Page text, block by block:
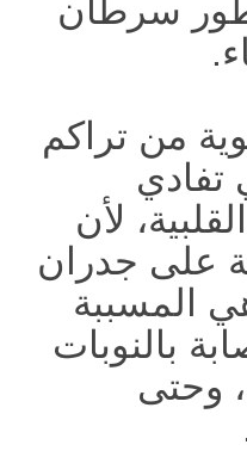
سرطان
من تراكم
تفادي
لأن
على جدران
هي المسببة
بالنوبات
وحتى